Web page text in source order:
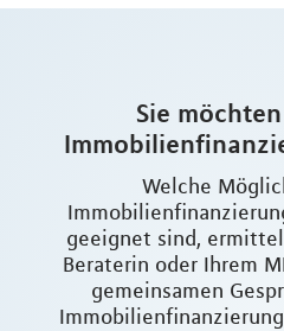
Sie
Welche
geeignet sind,
Beraterin oder Ihrem
gemeinsamen